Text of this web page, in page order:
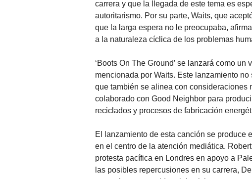
carrera y que la llegada de este tema es
autoritarismo. Por su parte, Waits, que
que la larga espera no le preocupaba,
a la naturaleza cíclica de los problemas
‘Boots On The Ground’ se lanzará como
mencionada por Waits. Este lanzamiento
que también se alinea con consideraciones
colaborado con Good Neighbor para
reciclados y procesos de fabricación
El lanzamiento de esta canción se produce
en el centro de la atención mediática.
protesta pacífica en Londres en apoyo a
las posibles repercusiones en su carrera,